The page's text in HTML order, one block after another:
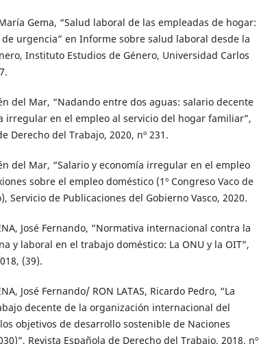
Gema, “Salud laboral de las empleadas de hogar:
urgencia” en Informe sobre salud laboral desde la
Instituto Estudios de Género, Universidad Carlos
del Mar, “Nadando entre dos aguas: salario decente
irregular en el empleo al servicio del hogar familiar”,
Derecho del Trabajo, 2020, nº 231.
del Mar, “Salario y economía irregular en el empleo
sobre el empleo doméstico (1º Congreso Vaco de
Servicio de Publicaciones del Gobierno Vasco, 2020.
José Fernando, “Normativa internacional contra la
y laboral en el trabajo doméstico: La ONU y la OIT”,
(39).
José Fernando/ RON LATAS, Ricardo Pedro, “La
decente de la organización internacional del
objetivos de desarrollo sostenible de Naciones
Revista Española de Derecho del Trabajo, 2018, nº